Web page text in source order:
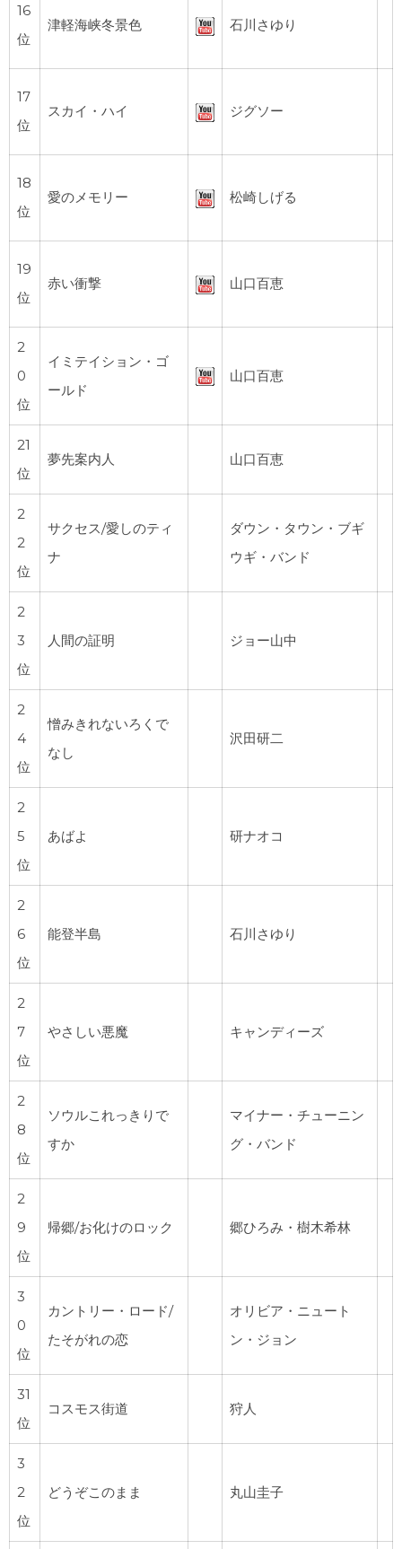
16
位
津軽海峡冬景色 石川さゆり
17
位
スカイ・ハイ ジグソー
18
位
愛のメモリー 松崎しげる
19
位
赤い衝撃 山口百恵
2
0
位
イミテイション・ゴ
ールド
山口百恵
21
位
夢先案内人 山口百恵
2
2
位
サクセス/愛しのティ
ナ
ダウン・タウン・ブギ
ウギ・バンド
2
3
位
人間の証明 ジョー山中
2
4
位
憎みきれないろくで
なし
沢田研二
2
5
位
あばよ 研ナオコ
2
6
位
能登半島 石川さゆり
2
7
位
やさしい悪魔 キャンディーズ
2
8
位
ソウルこれっきりで
すか
マイナー・チューニン
グ・バンド
2
9
位
帰郷/お化けのロック 郷ひろみ・樹木希林
3
0
位
カントリー・ロード/
たそがれの恋
オリビア・ニュート
ン・ジョン
31
位
コスモス街道 狩人
3
2
位
どうぞこのまま 丸山圭子